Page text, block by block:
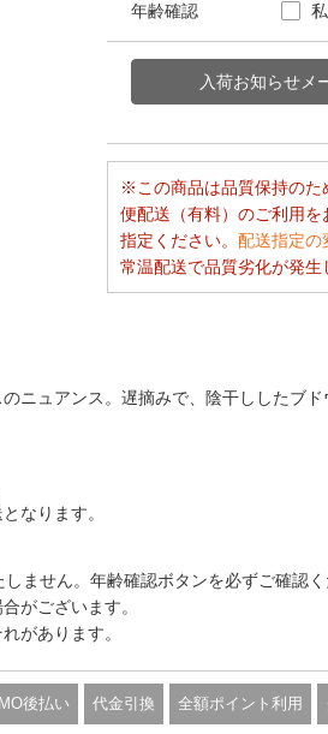
年齢確認
この商品は品質保持の
便配送（有料）のご利用
指定ください。 配送指定の
常温配送で品質劣化が発生
ニュアンス。遅摘みで、陰干ししたブ
なります。
ません。年齢確認ボタンを必ずご確認く
がございます。
があります。
後払い 代金引換 全額ポイント利用